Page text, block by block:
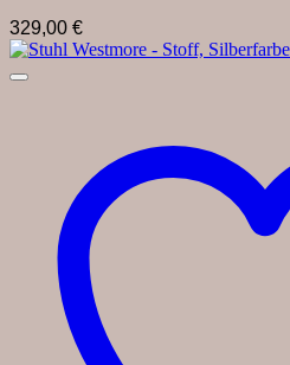
329,00 €